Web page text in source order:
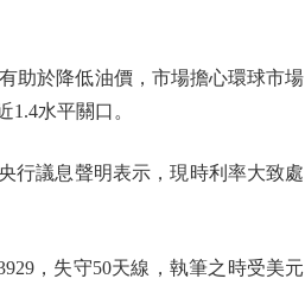
於降低油價，市場擔心環球市場
水平關口。
議息聲明表示，現時利率大致處
，失守50天線，執筆之時受美元